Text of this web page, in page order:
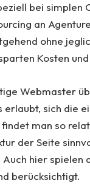
bei simplen
an
ohne
Kosten
Webmaster
erlaubt, sich die
man so
der Seite
hier
berücksichtigt.